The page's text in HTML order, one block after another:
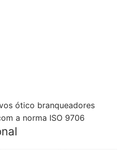
ótico branqueadores
a norma ISO 9706